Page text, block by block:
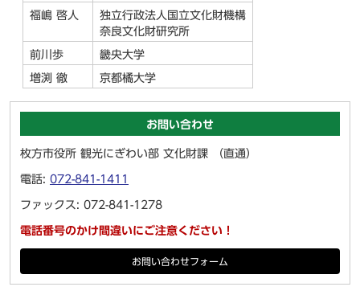
福嶋 啓人
独立行政法人国立文化財機構
奈良文化財研究所
前川歩 畿央大学
増渕 徹 京都橘大学
お問い合わせ
枚方市役所 観光にぎわい部 文化財課 （直通）
電話: 072-841-1411
ファックス: 072-841-1278
電話番号のかけ間違いにご注意ください！
お問い合わせフォーム